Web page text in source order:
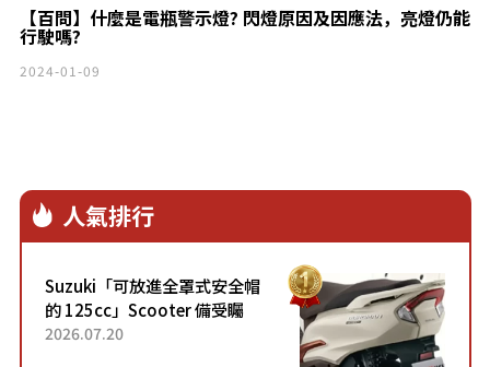
【百問】什麼是電瓶警示燈? 閃燈原因及因應法，亮燈仍能
行駛嗎?
2024-01-09
人氣排行
Suzuki「可放進全罩式安全帽
的 125cc」Scooter 備受矚
目！採用全新流線設計與各項
2026.07.20